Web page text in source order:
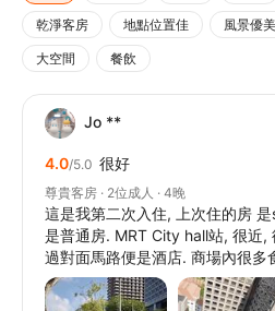
乾淨客房 地點位置佳 風景優美
大空間 餐飲
Jo **
4.0/5.0 很好
尊貴客房 · 2位成人 · 4晚
這是我第二次入住, 上次住的房
是普通房. MRT City hall站, 很近, 從地鐵一上來便是商場,
過對面馬路便是酒店. 商場內很
starbuck, 及其他餐廳, 亦有超市. 雖是訂最平的房間,酒店
房間內有洗頭水護髮素等用品, 更